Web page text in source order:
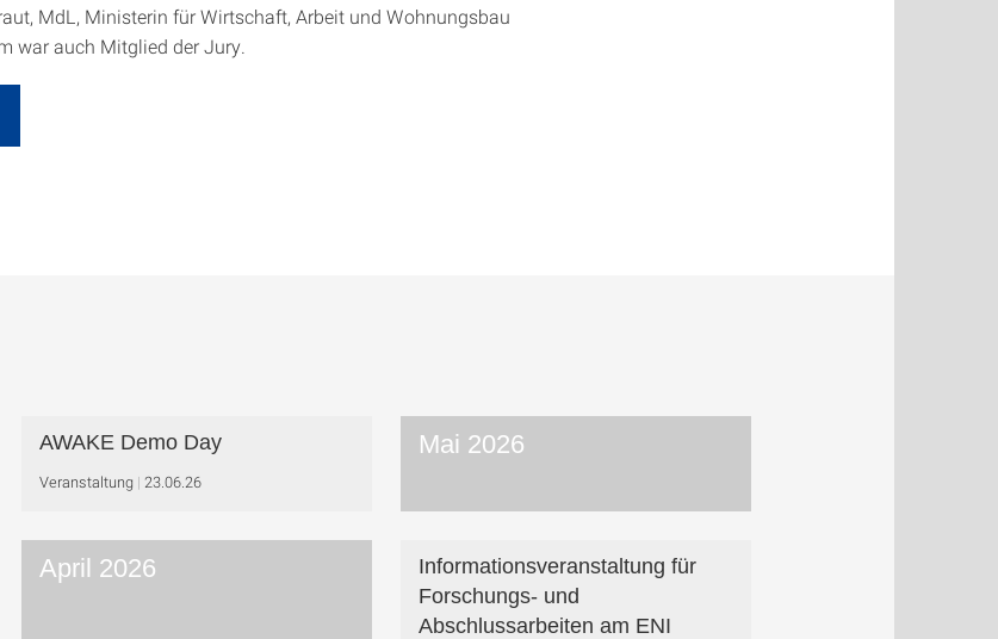
MdL, Ministerin für Wirtschaft, Arbeit und Wohnungsbau
war auch Mitglied der Jury.
AWAKE Demo Day
Veranstaltung 23.06.26
Mai 2026
April 2026
Informationsveranstaltung für
Forschungs- und
Abschlussarbeiten am ENI